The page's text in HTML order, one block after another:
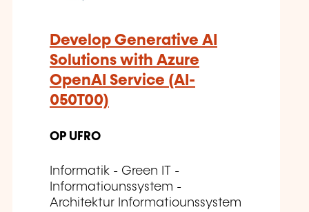
Develop Generative AI
Solutions with Azure
OpenAI Service (AI-
050T00)
OP UFRO
Informatik - Green IT -
Informatiounssystem -
Architektur Informatiounssystem